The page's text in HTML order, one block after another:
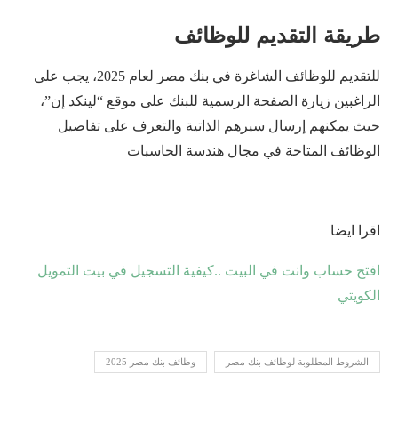
طريقة التقديم للوظائف
للتقديم للوظائف الشاغرة في بنك مصر لعام 2025، يجب على
الراغبين زيارة الصفحة الرسمية للبنك على موقع “لينكد إن”،
حيث يمكنهم إرسال سيرهم الذاتية والتعرف على تفاصيل
الوظائف المتاحة في مجال هندسة الحاسبات
اقرا ايضا
افتح حساب وانت في البيت ..كيفية التسجيل في بيت التمويل
الكويتي
الشروط المطلوبة لوظائف بنك مصر وظائف بنك مصر 2025